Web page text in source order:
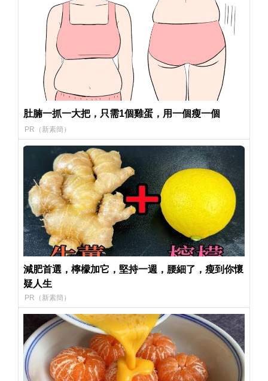
肚腩一抓一大把，只需1個雞蛋，用一個瘦一個
PR（新素簡）
減肥首選，檸檬加它，堅持一週，腰細了，瘦到你懷
疑人生
PR（新素簡）